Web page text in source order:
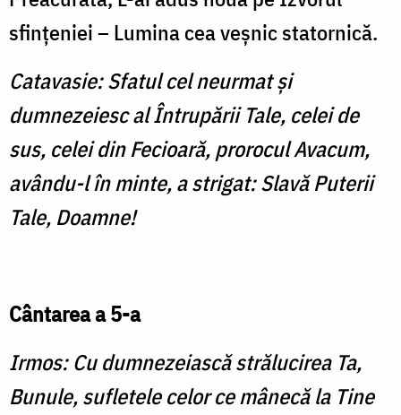
sfințeniei – Lumina cea veșnic statornică.
Catavasie: Sfatul cel neurmat și
dumnezeiesc al Întrupării Tale, celei de
sus, celei din Fecioară, prorocul Avacum,
avându-l în minte, a strigat: Slavă Puterii
Tale, Doamne!
Cântarea a 5-a
Irmos: Cu dumnezeiască strălucirea Ta,
Bunule, sufletele celor ce mânecă la Tine